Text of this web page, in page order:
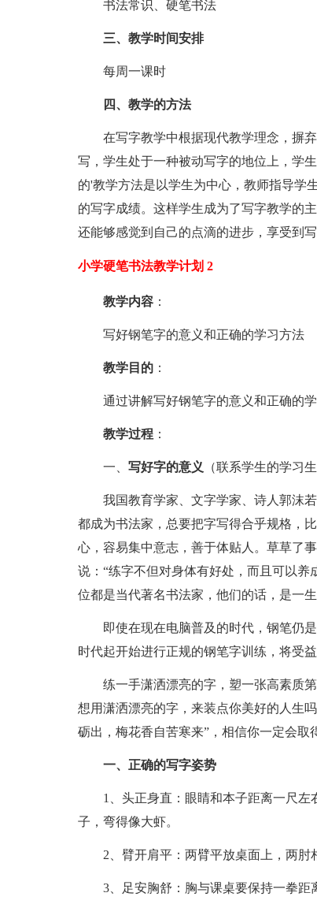
书法常识、硬笔书法
三、教学时间安排
每周一课时
四、教学的方法
在写字教学中根据现代教学理念，摒
写，学生处于一种被动写字的地位上，学
的'教学方法是以学生为中心，教师指导学
的写字成绩。这样学生成为了写字教学的
还能够感觉到自己的点滴的进步，享受到写
小学硬笔书法教学计划 2
教学内容：
写好钢笔字的意义和正确的学习方法
教学目的：
通过讲解写好钢笔字的意义和正确的
教学过程：
一、 写好字的意义 （联系学生的学习
我国教育学家、文字学家、诗人郭沫
都成为书法家，总要把字写得合乎规格，
心，容易集中意志，善于体贴人。草草了
说：“练字不但对身体有好处，而且可以
位都是当代著名书法家，他们的话，是一
即使在现在电脑普及的时代，钢笔仍
时代起开始进行正规的钢笔字训练，将受益
练一手潇洒漂亮的字，塑一张高素质
想用潇洒漂亮的字，来装点你美好的人生
砺出，梅花香自苦寒来”，相信你一定会取
一、正确的写字姿势
1、头正身直：眼睛和本子距离一尺
子，弯得像大虾。
2、臂开肩平：两臂平放桌面上，两肘
3、足安胸舒：胸与课桌要保持一拳